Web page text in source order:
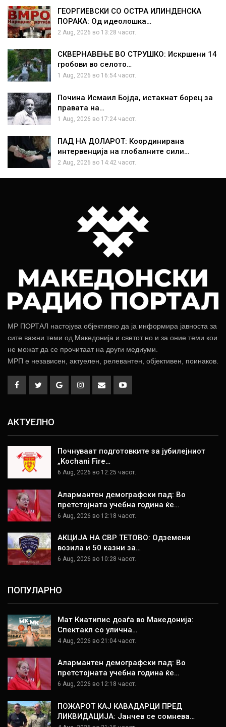
ГЕОРГИЕВСКИ СО ОСТРА ИЛИНДЕНСКА
ПОРАКА: Од идеолошка…
2 Aug, 2026 во 13:28 часот.
СКВЕРНАВЕЊЕ ВО СТРУШКО: Искршени 14
гробови во селото…
1 Aug, 2026 во 16:54 часот.
Почина Исмаил Бојда, истакнат борец за
правата на…
1 Aug, 2026 во 17:24 часот.
ПАД НА ДОЛАРОТ: Координирана
интервенција на глобалните сили…
2 Aug, 2026 во 14:42 часот.
МР ПОРТАЛ настојува објективно да ја информира јавноста за
сите важни теми од Македонија и светот но и за оние теми кои
не можат да се прочитаат на други медиуми.
МРП е независен, актуелен, релевантен, објективен, поинаков.
АКТУЕЛНО
Почнуваат подготовките за јубилејниот
„Kochani Fire…
6 Aug, 2026 во 12:25 часот.
Алармантен демографски пад: Во
претстојната учебна година ќе…
6 Aug, 2026 во 12:18 часот.
АКЦИЈА НА СВР ТЕТОВО: Одземени
возила и 50 казни за…
6 Aug, 2026 во 10:28 часот.
ПОПУЛАРНО
Мат Киатипис доаѓа во Македонија:
Спектакл со улична…
4 Aug, 2026 во 21:04 часот.
Алармантен демографски пад: Во
претстојната учебна година ќе…
6 Aug, 2026 во 12:18 часот.
ПОЖАРОТ КАЈ КАВАДАРЦИ ПРЕД
ЛИКВИДАЦИЈА: Јанчев се сомнева…